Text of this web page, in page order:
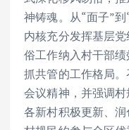
神铸魂。从“面子”
内核充分发挥基层
俗工作纳入村干部
抓共管的工作格局
会议精神，并强调
各新村积极更新、